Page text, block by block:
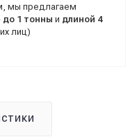
мы предлагаем
до 1 тонны и длиной 4
лиц)